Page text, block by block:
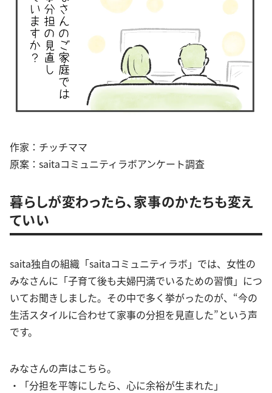
作家：チッチママ
原案：saitaコミュニティラボアンケート調査
暮らしが変わったら、家事のかたちも変え
ていい
saita独自の組織「saitaコミュニティラボ」では、女性の
みなさんに「子育て後も夫婦円満でいるための習慣」につ
いてお聞きしました。その中で多く挙がったのが、“今の
生活スタイルに合わせて家事の分担を見直した”という声
です。
みなさんの声はこちら。
・「分担を平等にしたら、心に余裕が生まれた」